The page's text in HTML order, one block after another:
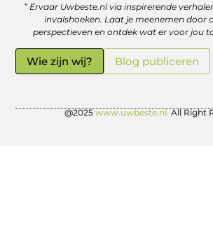
” Ervaar Uwbeste.nl via inspirerende
invalshoeken. Laat je meenemen door
perspectieven en ontdek wat er voor jou
Wie zijn wij? Blog publiceren
@2025 www.uwbeste.nl. All Right